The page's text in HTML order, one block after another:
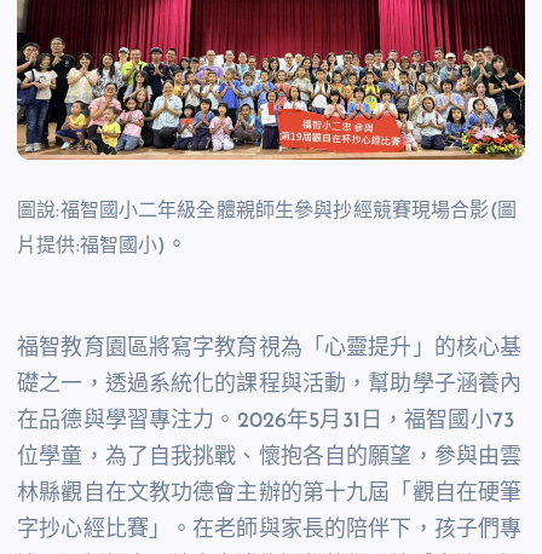
圖說:福智國小二年級全體親師生參與抄經競賽現場合影(圖
片提供:福智國小) 。
福智教育園區將寫字教育視為「心靈提升」的核心基
礎之一，透過系統化的課程與活動，幫助學子涵養內
在品德與學習專注力。 2026年5月 31 日，福智國小73
位學童，為了自我挑戰、懷抱各自的願望，參與由雲
林縣觀自在文教功德會主辦的第十九屆「觀自在硬筆
字抄心經比賽」。在老師與家長的陪伴下，孩子們專